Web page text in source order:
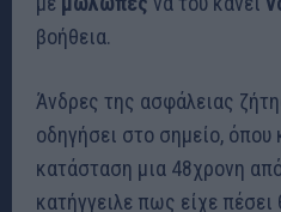
βοήθεια.
Άνδρες της ασφάλειας
οδηγήσει στο σημείο, όπου
κατάσταση μια 48χρονη
κατήγγειλε πως είχε